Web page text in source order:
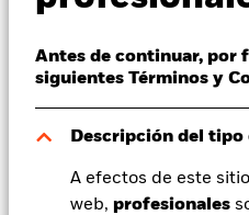
Antes de continuar, por
siguientes Términos y
Descripción del
A efectos de este sitio
web, profesionales
Profesionales
España
Change location
BlackRock
Valor liquidativo a 06 ago 2026
HKD 140,69
HKD -1,10 (-0,78%)